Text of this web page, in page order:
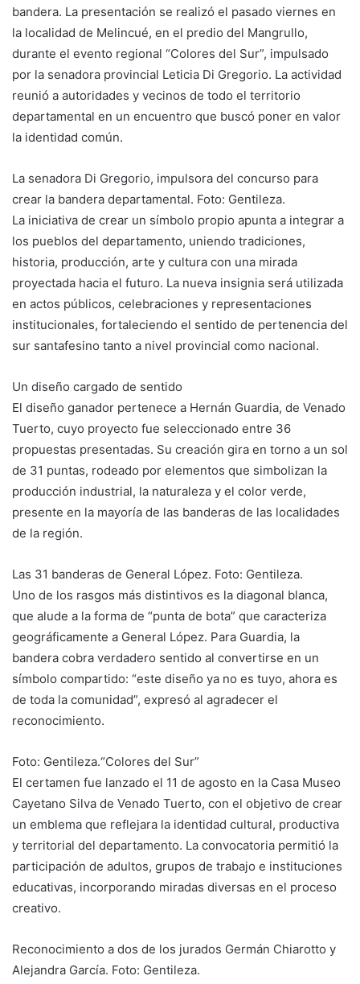
bandera. La presentación se realizó el pasado viernes en
la localidad de Melincué, en el predio del Mangrullo,
durante el evento regional “Colores del Sur”, impulsado
por la senadora provincial Leticia Di Gregorio. La actividad
reunió a autoridades y vecinos de todo el territorio
departamental en un encuentro que buscó poner en valor
la identidad común.
La senadora Di Gregorio, impulsora del concurso para
crear la bandera departamental. Foto: Gentileza.
La iniciativa de crear un símbolo propio apunta a integrar a
los pueblos del departamento, uniendo tradiciones,
historia, producción, arte y cultura con una mirada
proyectada hacia el futuro. La nueva insignia será utilizada
en actos públicos, celebraciones y representaciones
institucionales, fortaleciendo el sentido de pertenencia del
sur santafesino tanto a nivel provincial como nacional.
Un diseño cargado de sentido
El diseño ganador pertenece a Hernán Guardia, de Venado
Tuerto, cuyo proyecto fue seleccionado entre 36
propuestas presentadas. Su creación gira en torno a un sol
de 31 puntas, rodeado por elementos que simbolizan la
producción industrial, la naturaleza y el color verde,
presente en la mayoría de las banderas de las localidades
de la región.
Las 31 banderas de General López. Foto: Gentileza.
Uno de los rasgos más distintivos es la diagonal blanca,
que alude a la forma de “punta de bota” que caracteriza
geográficamente a General López. Para Guardia, la
bandera cobra verdadero sentido al convertirse en un
símbolo compartido: “este diseño ya no es tuyo, ahora es
de toda la comunidad”, expresó al agradecer el
reconocimiento.
Foto: Gentileza.“Colores del Sur”
El certamen fue lanzado el 11 de agosto en la Casa Museo
Cayetano Silva de Venado Tuerto, con el objetivo de crear
un emblema que reflejara la identidad cultural, productiva
y territorial del departamento. La convocatoria permitió la
participación de adultos, grupos de trabajo e instituciones
educativas, incorporando miradas diversas en el proceso
creativo.
Reconocimiento a dos de los jurados Germán Chiarotto y
Alejandra García. Foto: Gentileza.